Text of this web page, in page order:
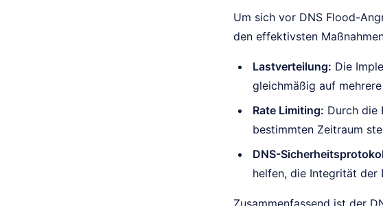
Um sich vor DNS Flood-
den effektivsten
Lastverteilung: Die
gleichmäßig auf
Rate Limiting: Durch die
bestimmten Zeitraum
DNS-
helfen, die Integrität der
Zusammenfassend ist der